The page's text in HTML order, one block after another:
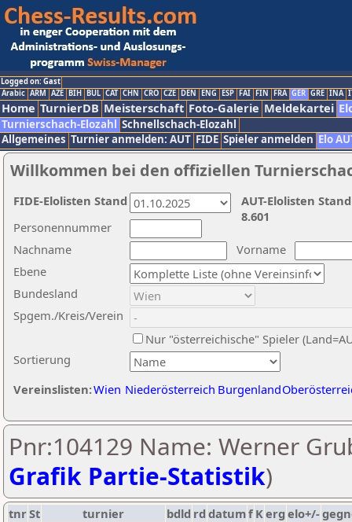
Logged on: Gast
Arabic ARM AZE BIH BUL CAT CHN CRO CZE DEN ENG ESP FAI FIN FRA GER GRE INA
Home TurnierDB Meisterschaft Foto-Galerie Meldekartei
Turnierschach-Elozahl Schnellschach-Elozahl
Allgemeines Turnier anmelden: AUT FIDE Spieler anmelden Elo
Willkommen bei den offiziellen
Nachname
Vorname
Ebene
Sortierung
Personennummer
Bundesland
Spgem./Kreis/Verein
Nur "österreichische" Spieler
Vereinslisten:Wien Niederösterreich Burgenland
AUT-Elolisten
8.601
FIDE-Elolisten Stand
Pnr:104129 Name: Werner
Grafik Partie-Statistik)
tnrSt turnier bdld rd datumf Kerg elo+/-